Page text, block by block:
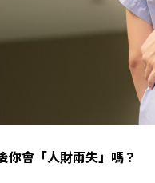
你會「人財兩失」嗎？